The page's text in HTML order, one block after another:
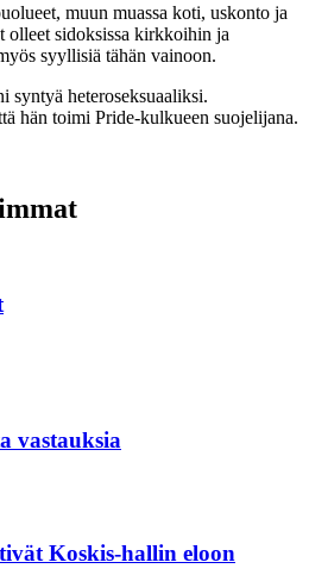
muun muassa koti, uskonto ja
olleet sidoksissa kirkkoihin ja
syyllisiä tähän vainoon.
syntyä heteroseksuaaliksi.
hän toimi Pride-kulkueen suojelijana.
vastauksia
Koskis-hallin eloon